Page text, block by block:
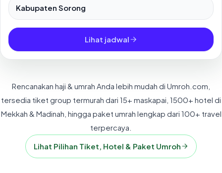
Lihat jadwal
Rencanakan haji & umrah Anda lebih mudah di Umroh.com,
tersedia tiket group termurah dari 15+ maskapai, 1500+ hotel di
Mekkah & Madinah, hingga paket umrah lengkap dari 100+ travel
terpercaya.
Lihat Pilihan Tiket, Hotel & Paket Umroh